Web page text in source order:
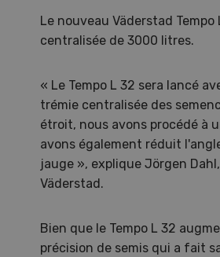
Le nouveau Väderstad
centralisée de 3000 litres.
« Le Tempo L 32 sera lancé
trémie centralisée des
étroit, nous avons procédé à
avons également réduit
jauge », explique Jörgen
Väderstad.
Bien que le Tempo L 32
précision de semis qui a fait